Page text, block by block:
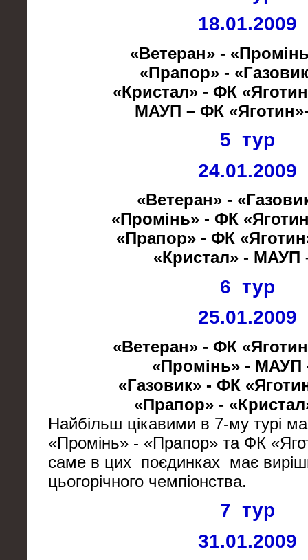
18.01.2009
«Ветеран» -
«Прапор» -
«Кристал» - ФК
МАУП – ФК
5 тур
24.01.2009
«Ветеран» -
«Промінь» - ФК
«Прапор» - ФК
«Кристал» - МАУП
6 тур
25.01.2009
«Ветеран» - ФК
«Промінь» - МАУП
«Газовик» - ФК
«Прапор» -
Найбільш цікавими в 7-му турі
«Промінь» - «Прапор» та ФК
саме в цих поєдинках має
цьогорічного чемпіонства.
7 тур
31.01.2009